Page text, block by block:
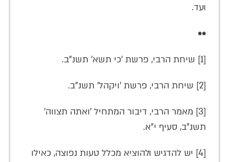
ועד.
••
[1] שיחת הרבי, פרשת 'כי תשא' תשנ"ב.
[2] שיחת הרבי, פרשת 'ויקהל' תשנ"ב.
[3] מאמר הרבי, דיבור המתחיל 'ואתה תצווה'
תשנ"ב, סעיף י"א.
[4] יש להדגיש ולהוציא מכלל טעות נפוצה, כאילו